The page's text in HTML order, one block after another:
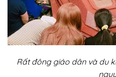
Rất đông giáo dân và du